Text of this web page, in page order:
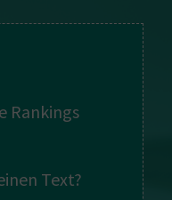
Rankings
Text?